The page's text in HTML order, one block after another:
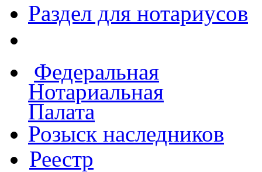
Раздел для нотариусов
Федеральная
Нотариальная
Палата
Розыск наследников
Реестр